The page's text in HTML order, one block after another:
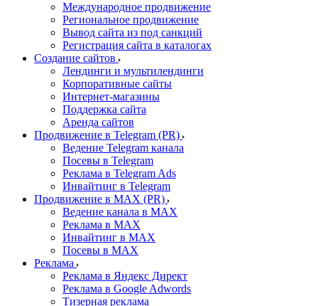
Международное продвижение
Региональное продвижение
Вывод сайта из под санкций
Регистрация сайта в каталогах
Создание сайтов
Лендинги и мультилендинги
Корпоративные сайты
Интернет-магазины
Поддержка сайта
Аренда сайтов
Продвижение в Telegram (PR)
Ведение Telegram канала
Посевы в Telegram
Реклама в Telegram Ads
Инвайтинг в Telegram
Продвижение в MAX (PR)
Ведение канала в MAX
Реклама в MAX
Инвайтинг в MAX
Посевы в MAX
Реклама
Реклама в Яндекс Директ
Реклама в Google Adwords
Тизерная реклама